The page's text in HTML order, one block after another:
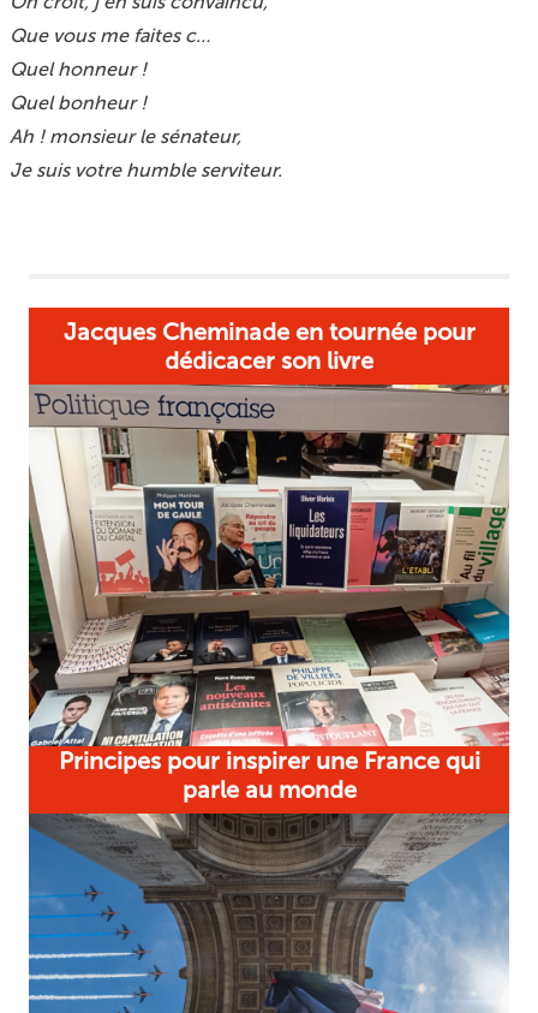
Que vous me faites c…
Quel honneur !
Quel bonheur !
Ah ! monsieur le sénateur,
Je suis votre humble serviteur.
Jacques Cheminade en tournée pour
dédicacer son livre
Principes pour inspirer une France qui
parle au monde